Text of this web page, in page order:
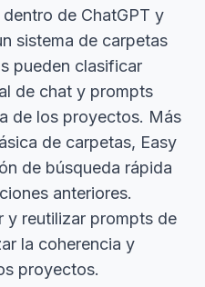
de ChatGPT y
sistema de carpetas
pueden clasificar
de chat y prompts
de los proyectos. Más
de carpetas, Easy
de búsqueda rápida
anteriores.
y reutilizar prompts de
la coherencia y
proyectos.